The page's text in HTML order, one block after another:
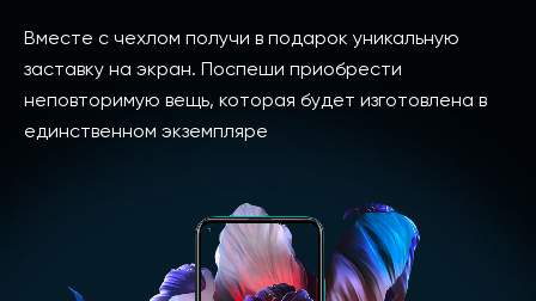
Вместе с чехлом получи в подарок уникальную
заставку на экран. Поспеши приобрести
неповторимую вещь, которая будет изготовлена в
единственном экземпляре